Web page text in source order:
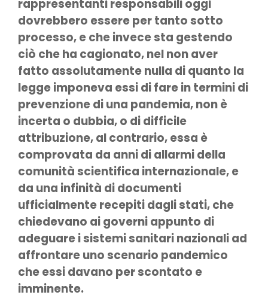
rappresentanti responsabili oggi
dovrebbero essere per tanto sotto
processo, e che invece sta gestendo
ciò che ha cagionato, nel non aver
fatto assolutamente nulla di quanto la
legge imponeva essi di fare in termini di
prevenzione di una pandemia, non è
incerta o dubbia, o di difficile
attribuzione, al contrario, essa è
comprovata da anni di allarmi della
comunità scientifica internazionale, e
da una infinità di documenti
ufficialmente recepiti dagli stati, che
chiedevano ai governi appunto di
adeguare i sistemi sanitari nazionali ad
affrontare uno scenario pandemico
che essi davano per scontato e
imminente.